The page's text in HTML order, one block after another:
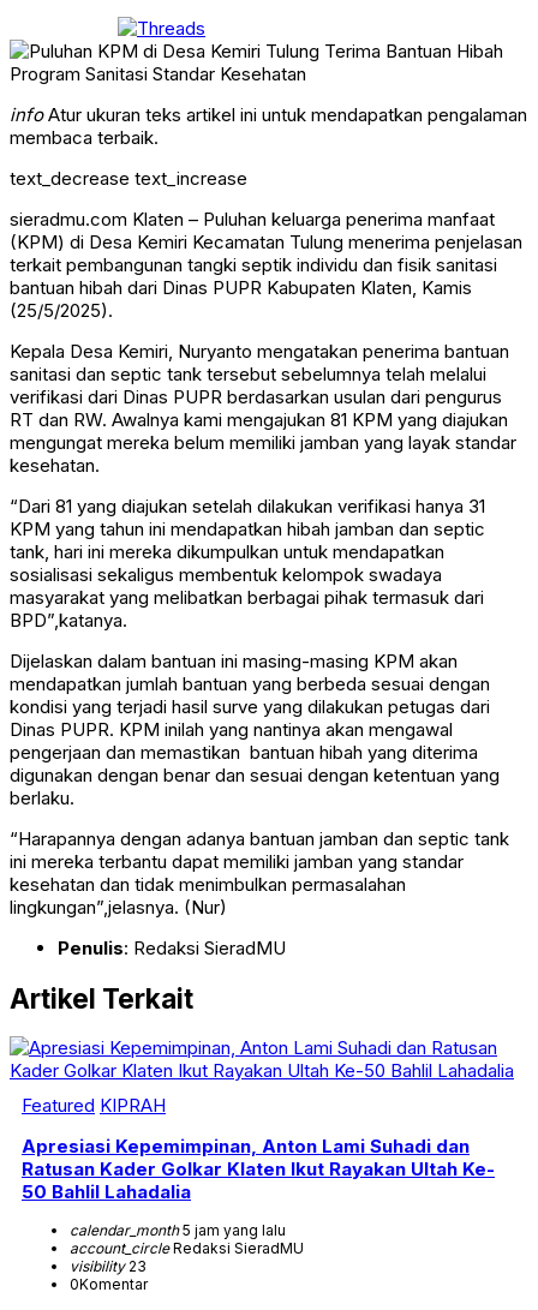
infoAtur ukuran teks artikel ini untuk mendapatkan pengalaman
membaca terbaik.
text_decrease text_increase
sieradmu.com Klaten – Puluhan keluarga penerima manfaat
(KPM) di Desa Kemiri Kecamatan Tulung menerima penjelasan
terkait pembangunan tangki septik individu dan fisik sanitasi
bantuan hibah dari Dinas PUPR Kabupaten Klaten, Kamis
(25/5/2025).
Kepala Desa Kemiri, Nuryanto mengatakan penerima bantuan
sanitasi dan septic tank tersebut sebelumnya telah melalui
verifikasi dari Dinas PUPR berdasarkan usulan dari pengurus
RT dan RW. Awalnya kami mengajukan 81 KPM yang diajukan
mengungat mereka belum memiliki jamban yang layak standar
kesehatan.
“Dari 81 yang diajukan setelah dilakukan verifikasi hanya 31
KPM yang tahun ini mendapatkan hibah jamban dan septic
tank, hari ini mereka dikumpulkan untuk mendapatkan
sosialisasi sekaligus membentuk kelompok swadaya
masyarakat yang melibatkan berbagai pihak termasuk dari
BPD”,katanya.
Dijelaskan dalam bantuan ini masing-masing KPM akan
mendapatkan jumlah bantuan yang berbeda sesuai dengan
kondisi yang terjadi hasil surve yang dilakukan petugas dari
Dinas PUPR. KPM inilah yang nantinya akan mengawal
pengerjaan dan memastikan bantuan hibah yang diterima
digunakan dengan benar dan sesuai dengan ketentuan yang
berlaku.
“Harapannya dengan adanya bantuan jamban dan septic tank
ini mereka terbantu dapat memiliki jamban yang standar
kesehatan dan tidak menimbulkan permasalahan
lingkungan”,jelasnya. (Nur)
Penulis: Redaksi SieradMU
Artikel Terkait
Featured KIPRAH
Apresiasi Kepemimpinan, Anton Lami Suhadi dan
Ratusan Kader Golkar Klaten Ikut Rayakan Ultah Ke-
50 Bahlil Lahadalia
calendar_month5 jam yang lalu
account_circleRedaksi SieradMU
visibility23
0Komentar